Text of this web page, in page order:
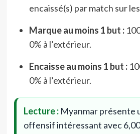
encaissé(s) par match sur
Marque au moins 1 but :
0% à l’extérieur.
Encaisse au moins 1 but :
0% à l’extérieur.
Lecture :Myanmar présente
offensif intéressant avec